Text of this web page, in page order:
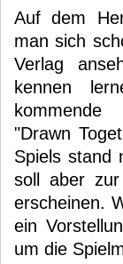
Auf dem
man sich
Verlag
kennen
"Drawn
Spiels stand
soll aber
erscheinen.
ein
um die